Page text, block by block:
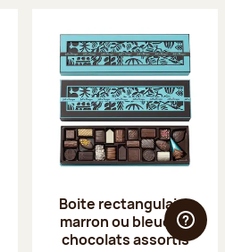
Boite rectangulaire
marron ou bleue 23
chocolats assortis